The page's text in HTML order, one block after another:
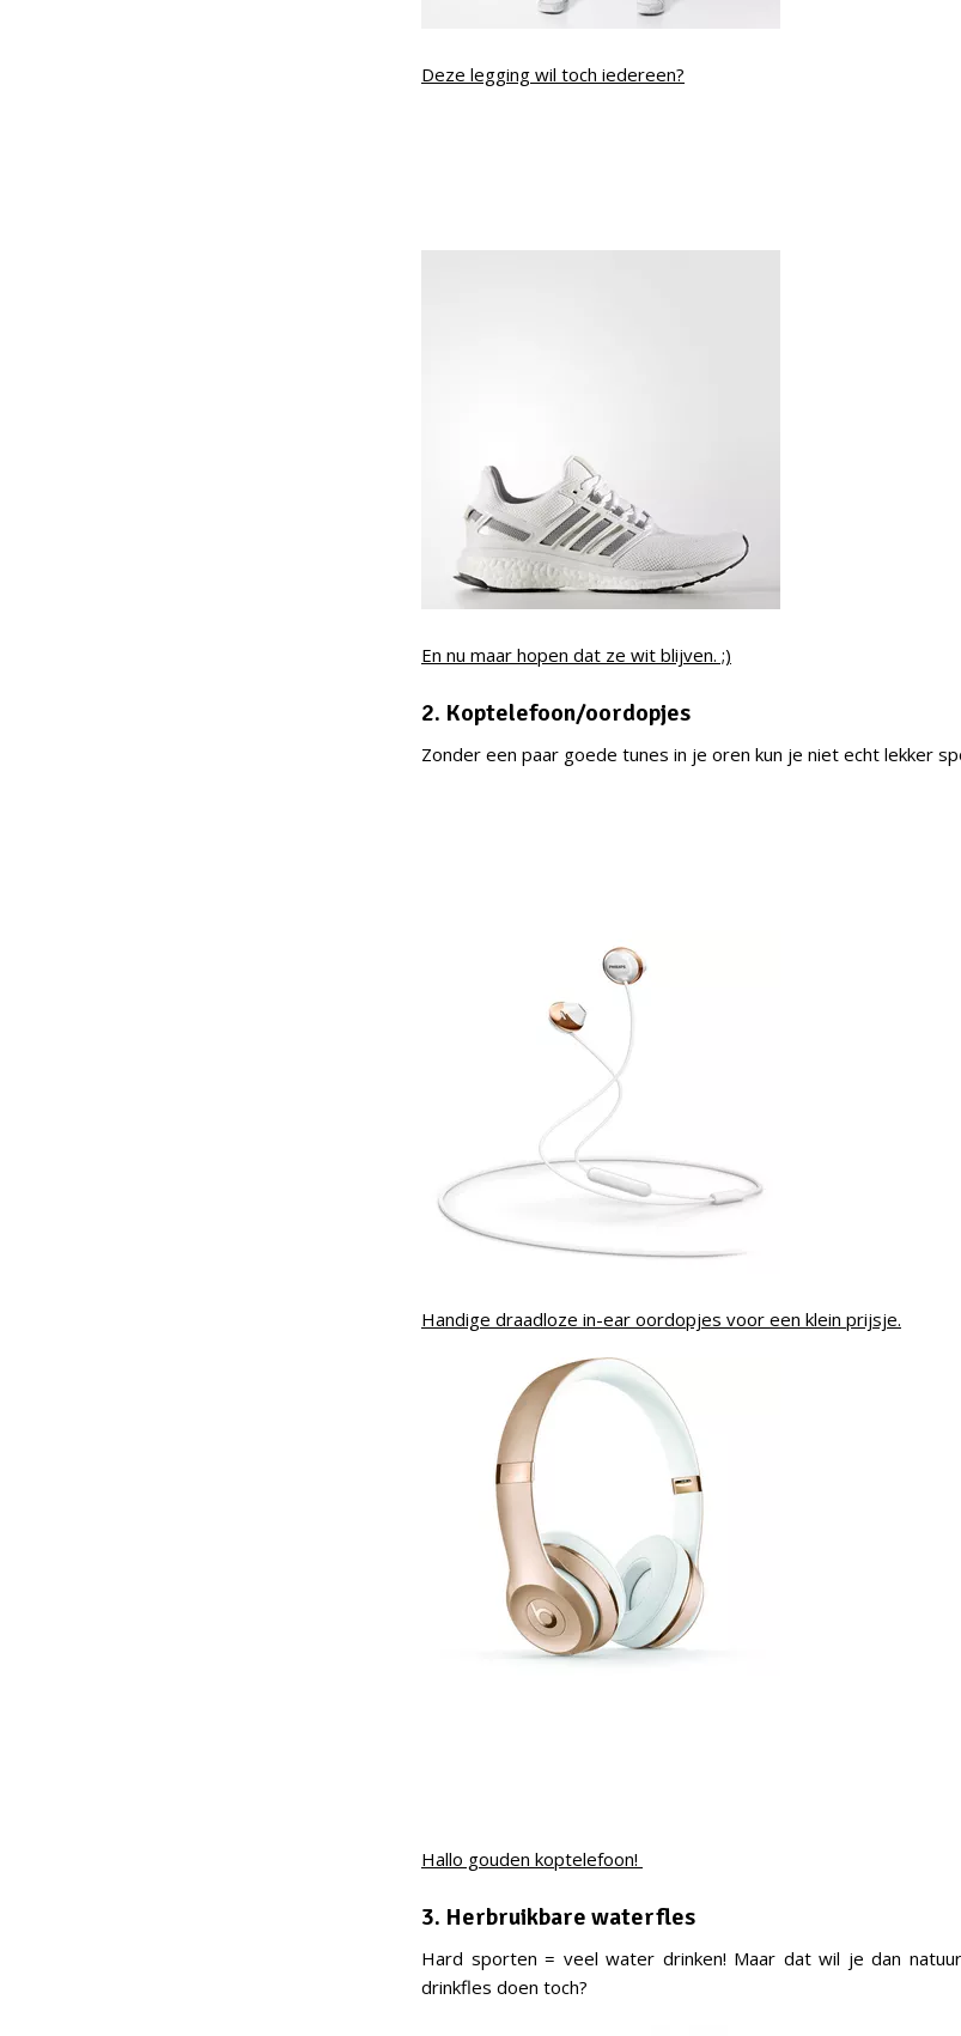
Deze legging wil toch iedereen?
En nu maar hopen dat ze wit blijven. ;)
2. Koptelefoon/oordopjes
Zonder een paar goede tunes in je oren kun je niet echt lekker
Handige draadloze in-ear oordopjes voor een klein prijsje.
Hallo gouden koptelefoon!
3. Herbruikbare waterfles
Hard sporten = veel water drinken! Maar dat wil je dan
drinkfles doen toch?